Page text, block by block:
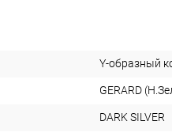
Y-образный
GERARD
DARK SILVER